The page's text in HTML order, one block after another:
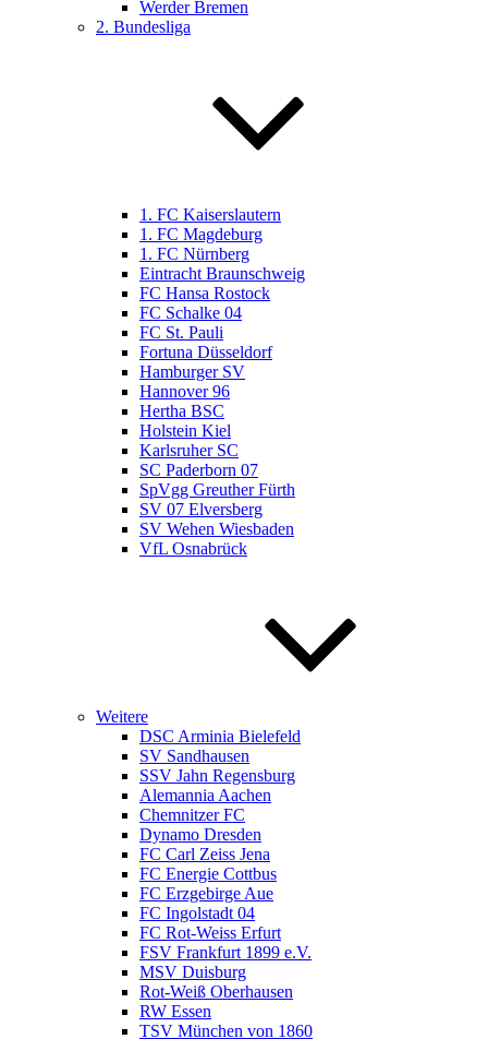
Werder Bremen
2. Bundesliga
1. FC Kaiserslautern
1. FC Magdeburg
1. FC Nürnberg
Eintracht Braunschweig
FC Hansa Rostock
FC Schalke 04
FC St. Pauli
Fortuna Düsseldorf
Hamburger SV
Hannover 96
Hertha BSC
Holstein Kiel
Karlsruher SC
SC Paderborn 07
SpVgg Greuther Fürth
SV 07 Elversberg
SV Wehen Wiesbaden
VfL Osnabrück
Weitere
DSC Arminia Bielefeld
SV Sandhausen
SSV Jahn Regensburg
Alemannia Aachen
Chemnitzer FC
Dynamo Dresden
FC Carl Zeiss Jena
FC Energie Cottbus
FC Erzgebirge Aue
FC Ingolstadt 04
FC Rot-Weiss Erfurt
FSV Frankfurt 1899 e.V.
MSV Duisburg
Rot-Weiß Oberhausen
RW Essen
TSV München von 1860